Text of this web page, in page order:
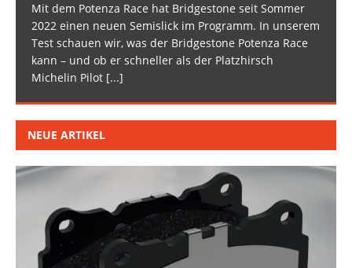
Mit dem Potenza Race hat Bridgestone seit Sommer
2022 einen neuen Semislick im Programm. In unserem
Test schauen wir, was der Bridgestone Potenza Race
kann – und ob er schneller als der Platzhirsch
Michelin Pilot [...]
NEUE ARTIKEL